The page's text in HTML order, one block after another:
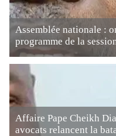
Assemblée nationale :
programme de la
Affaire Pape Cheikh
avocats relancent la